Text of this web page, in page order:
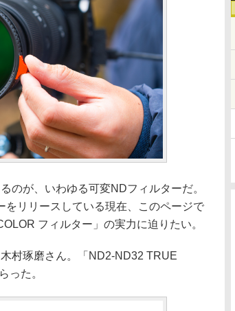
のが、いわゆる可変NDフィルターだ。
リリースしている現在、このページで
フィルター」の実力に迫りたい。
村琢磨さん。「ND2-ND32 TRUE
った。